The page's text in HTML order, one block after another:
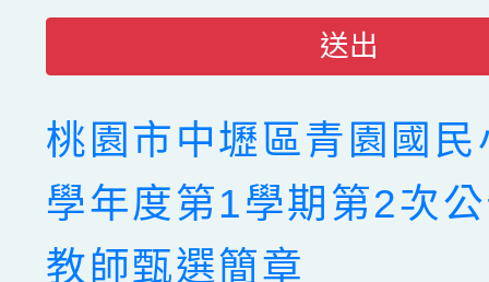
送出
桃園市中壢區青園國
學年度第1學期第2次
教師甄選簡章